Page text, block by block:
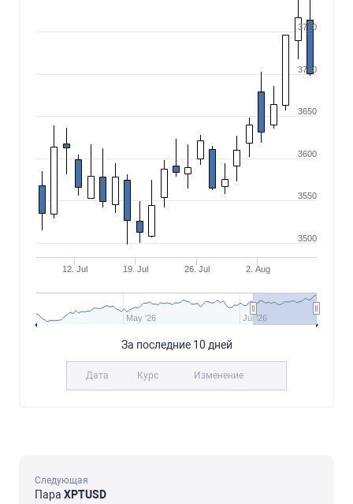
12. Jul 19. Jul 26. Jul 2. Aug
May '26 Jul '26
3500
3550
3600
3650
3700
3750
За последние 10 дней
Дата Курс Изменение
Следующая
Пара XPTUSD